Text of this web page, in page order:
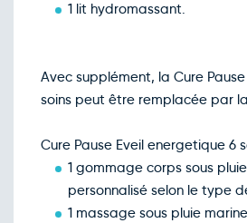
1 lit hydromassant.
Avec supplément, la Cure
soins peut être remplacée par
Cure Pause Eveil energetique 6
1 gommage corps sous
personnalisé selon le type
1 massage sous pluie